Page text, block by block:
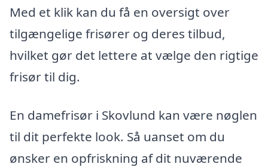
Med et klik kan du få en oversigt over
tilgængelige frisører og deres tilbud,
hvilket gør det lettere at vælge den rigtige
frisør til dig.
En damefrisør i Skovlund kan være nøglen
til dit perfekte look. Så uanset om du
ønsker en opfriskning af dit nuværende